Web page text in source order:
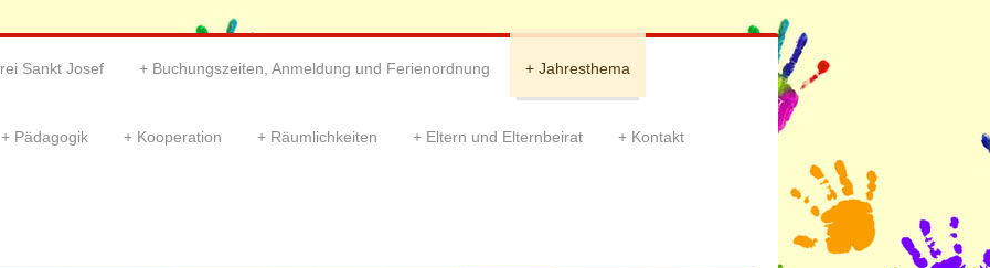
Sankt Josef Buchungszeiten, Anmeldung und Ferienordnung Jahresthema
Pädagogik Kooperation Räumlichkeiten Eltern und Elternbeirat Kontakt